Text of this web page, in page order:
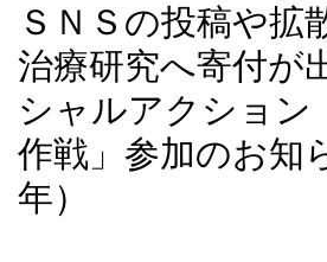
ＳＮＳの投稿や拡
治療研究へ寄付が
シャルアクション
作戦」参加のお知
年）